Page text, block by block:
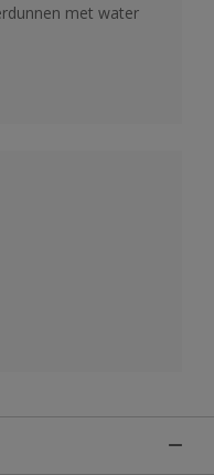
met water